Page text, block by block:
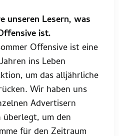
unseren Lesern, was
ist.
Offensive ist eine
ins Leben
um das alljährliche
Wir haben uns
Advertisern
überlegt, um den
für den Zeitraum